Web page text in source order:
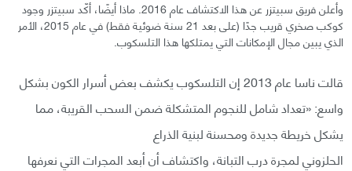
وأعلن فريق سبيتزر عن هذا الاكتشاف عام 2016. ماذا أيضًا، أكّد سبيتزر وجود
كوكب صخري قريب جدًا (على بعد 21 سنة ضوئية فقط) في عام 2015، الأمر
الذي يبين مجال الإمكانات التي يمتلكها هذا التلسكوب.
قالت ناسا عام 2013 إن التلسكوب يكشف بعض أسرار الكون بشكل
واسع: «تعداد شامل للنجوم المتشكلة ضمن السحب القريبة، مما
يشكل خريطة جديدة ومحسنة لبنية الذراع
الحلزوني لمجرة درب التبانة، واكتشاف أن أبعد المجرات التي نعرفها